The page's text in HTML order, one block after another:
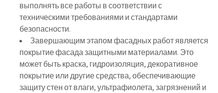
выполнять все работы в соответствии с
техническими требованиями и стандартами
безопасности.
Завершающим этапом фасадных работ является
покрытие фасада защитными материалами. Это
может быть краска, гидроизоляция, декоративное
покрытие или другие средства, обеспечивающие
защиту стен от влаги, ультрафиолета, загрязнений и